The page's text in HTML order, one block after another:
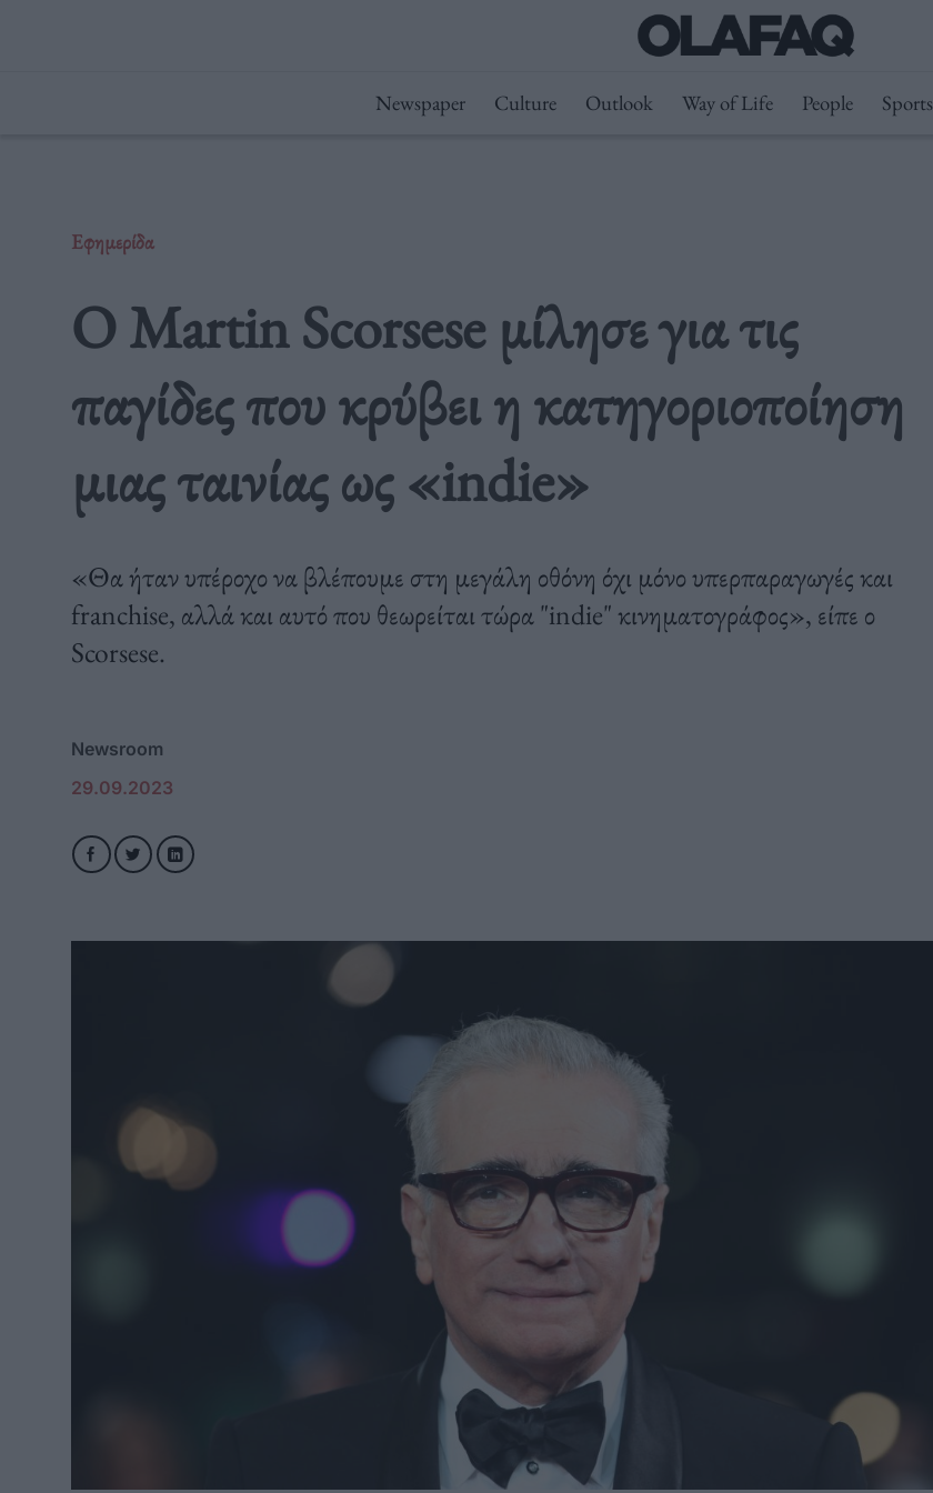
Newspaper Culture Outlook Way of Life People Sports
Εφημερίδα
Ο Martin Scorsese μίλησε για τις
παγίδες που κρύβει η κατηγοριοποίηση
μιας ταινίας ως «indie»
«Θα ήταν υπέροχο να βλέπουμε στη μεγάλη οθόνη όχι μόνο υπερπαραγωγές και
franchise, αλλά και αυτό που θεωρείται τώρα "indie" κινηματογράφος», είπε ο
Scorsese.
Newsroom
29.09.2023